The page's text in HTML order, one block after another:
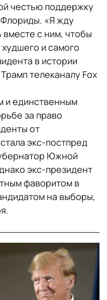
честью поддержку
«Я жду
с ним, чтобы
и самого
в истории
Трамп телеканалу Fox
и единственным
за право
от
экс-постпред
Южной
экс-президент
фаворитом в
на выборы,